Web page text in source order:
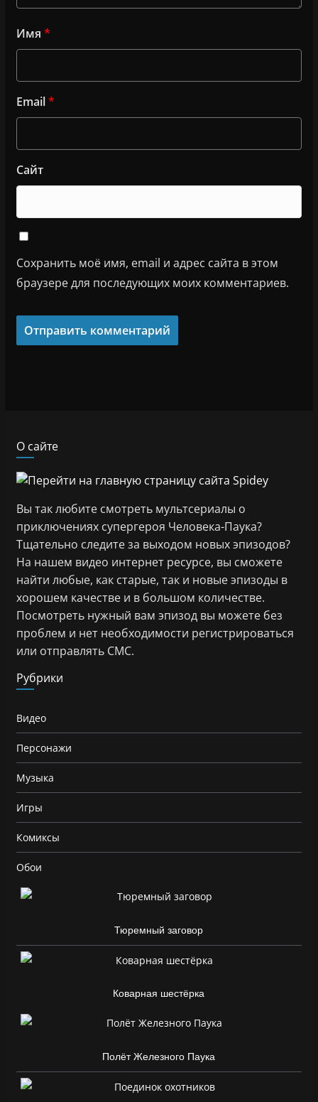
Имя *
Email*
Сайт
Сохранить моё имя, email и адрес сайта в этом
браузере для последующих моих комментариев.
О сайте
Вы так любите смотреть мультсериалы о
приключениях супергероя Человека-Паука?
Тщательно следите за выходом новых эпизодов?
На нашем видео интернет ресурсе, вы сможете
найти любые, как старые, так и новые эпизоды в
хорошем качестве и в большом количестве.
Посмотреть нужный вам эпизод вы можете без
проблем и нет необходимости регистрироваться
или отправлять СМС.
Рубрики
Видео
Персонажи
Музыка
Игры
Комиксы
Обои
Тюремный заговор
Коварная шестёрка
Полёт Железного Паука